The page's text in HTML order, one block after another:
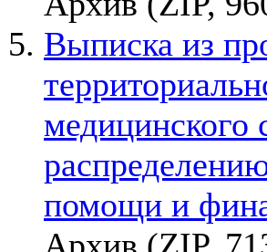
Выписка из
медицинского
помощи и